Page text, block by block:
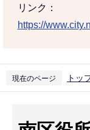
リンク：
https://
現在のページ トッ